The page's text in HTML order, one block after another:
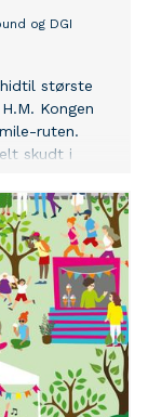
og DGI
største
Kongen
ruten.
skudt i